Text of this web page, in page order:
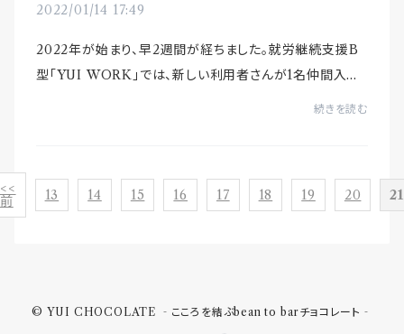
2022/01/14 17:49
2022年が始まり、早2週間が経ちました。就労継続支援B
型「YUI WORK」では、新しい利用者さんが1名仲間入り！
見学の方もいらっしゃり、新年早々、素敵な出会いの数々に
続きを読む
<<
前 13 14 15 16 17 18 19 20 21
© YUI CHOCOLATE ‐こころを結ぶbean to barチョコレート‐